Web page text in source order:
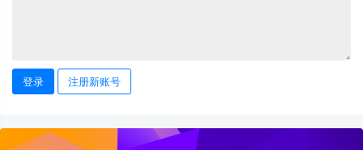
登录 注册新账号